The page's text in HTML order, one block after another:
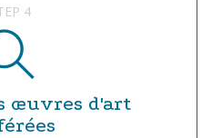
4
œuvres d'art